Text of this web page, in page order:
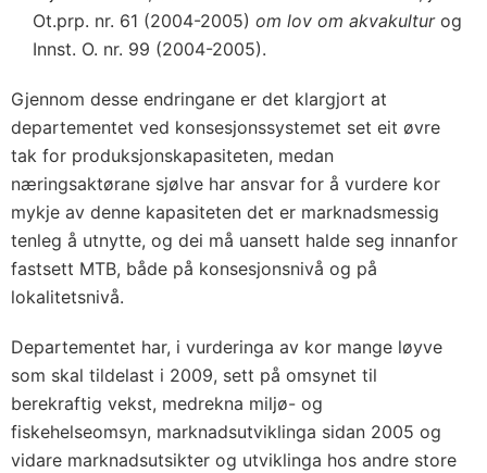
Ot.prp. nr. 61 (2004-2005) om lov om akvakulturog
Innst. O. nr. 99 (2004-2005).
Gjennom desse endringane er det klargjort at
departementet ved konsesjonssystemet set eit øvre
tak for produksjonskapasiteten, medan
næringsaktørane sjølve har ansvar for å vurdere kor
mykje av denne kapasiteten det er marknadsmessig
tenleg å utnytte, og dei må uansett halde seg innanfor
fastsett MTB, både på konsesjonsnivå og på
lokalitetsnivå.
Departementet har, i vurderinga av kor mange løyve
som skal tildelast i 2009, sett på omsynet til
berekraftig vekst, medrekna miljø- og
fiskehelseomsyn, marknadsutviklinga sidan 2005 og
vidare marknadsutsikter og utviklinga hos andre store